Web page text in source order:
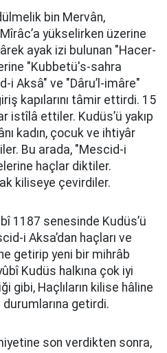
bin Mervân,
yükselirken üzerine
ayak izi bulunan "Hacer-
"Kubbetü's-sahra
i Aksâ" ve "Dâru’l-imâre"
kapılarını tâmir ettirdi. 15
istîlâ ettiler. Kudüs’ü yakıp
kadın, çocuk ve ihtiyâr
Bu arada, "Mescid-i
haçlar diktiler.
kiliseye çevirdiler.
1187 senesinde Kudüs’ü
i Aksa’dan haçları ve
getirip yeni bir mihrâb
Kudüs halkına çok iyi
gibi, Haçlıların kilise hâline
getirdi.
son verdikten sonra,